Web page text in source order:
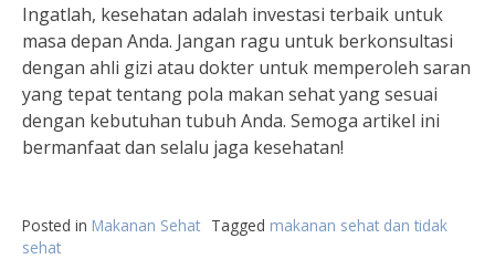
Ingatlah, kesehatan adalah investasi terbaik untuk
masa depan Anda. Jangan ragu untuk berkonsultasi
dengan ahli gizi atau dokter untuk memperoleh saran
yang tepat tentang pola makan sehat yang sesuai
dengan kebutuhan tubuh Anda. Semoga artikel ini
bermanfaat dan selalu jaga kesehatan!
Posted in Makanan Sehat Tagged makanan sehat dan tidak
sehat